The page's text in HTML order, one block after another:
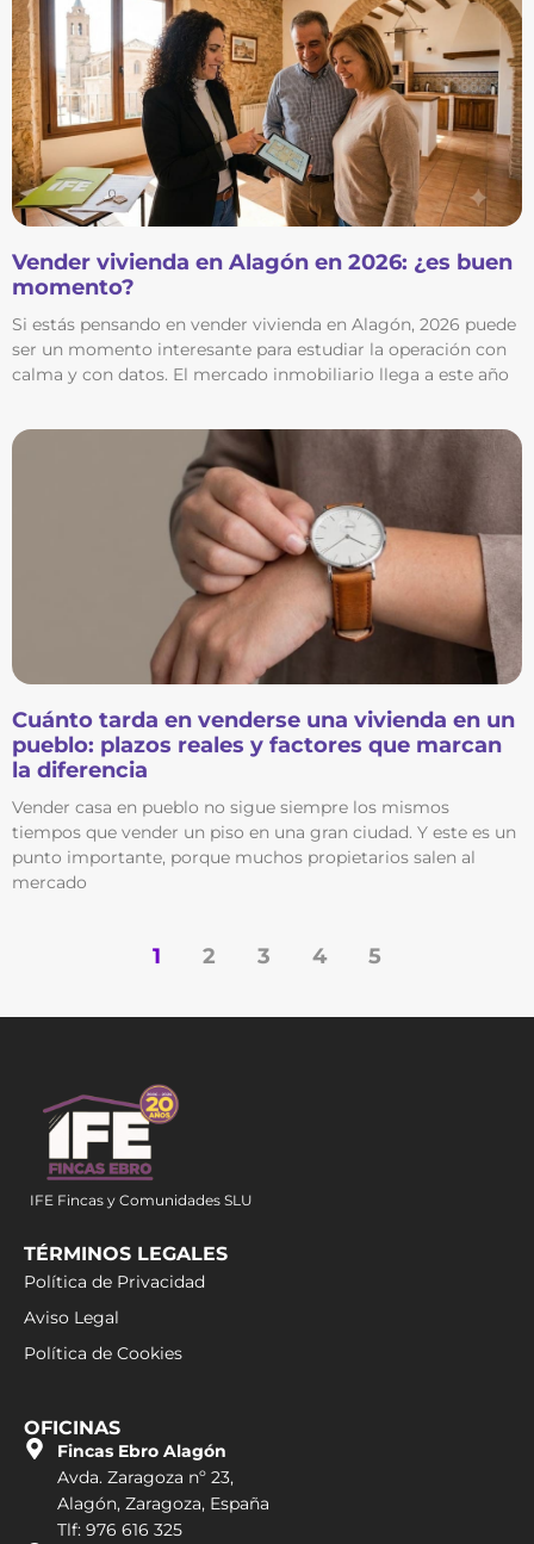
Vender vivienda en Alagón en 2026: ¿es buen
momento?
Si estás pensando en vender vivienda en Alagón, 2026 puede
ser un momento interesante para estudiar la operación con
calma y con datos. El mercado inmobiliario llega a este año
Cuánto tarda en venderse una vivienda en un
pueblo: plazos reales y factores que marcan
la diferencia
Vender casa en pueblo no sigue siempre los mismos
tiempos que vender un piso en una gran ciudad. Y este es un
punto importante, porque muchos propietarios salen al
mercado
1 2 3 4 5
IFE Fincas y Comunidades SLU
TÉRMINOS LEGALES
Política de Privacidad
Aviso Legal
Política de Cookies
OFICINAS
Fincas Ebro Alagón
Avda. Zaragoza nº 23,
Alagón, Zaragoza, España
Tlf: 976 616 325